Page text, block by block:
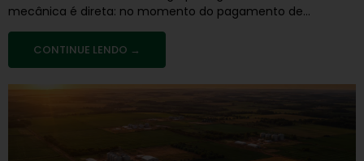
mecânica é direta: no momento do pagamento de...
CONTINUE LENDO →